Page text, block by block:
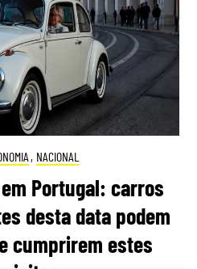
, NACIONAL
em Portugal: carros
desta data podem
cumprirem estes